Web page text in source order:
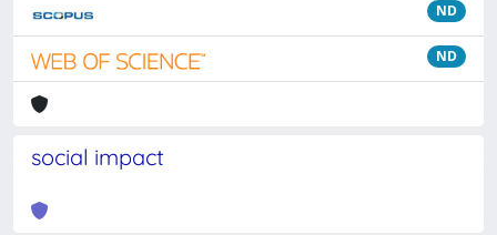
ND
ND
social impact